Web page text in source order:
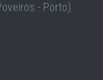
- Porto)